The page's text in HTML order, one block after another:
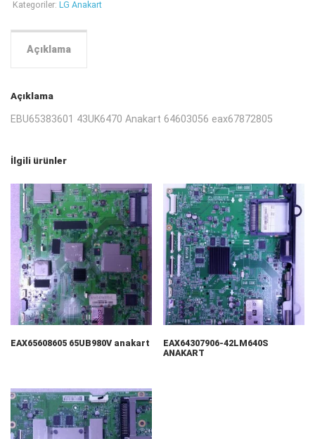
Kategoriler: LG Anakart
Açıklama
Açıklama
EBU65383601 43UK6470 Anakart 64603056 eax67872805
İlgili ürünler
EAX65608605 65UB980V anakart
EAX64307906-42LM640S
ANAKART